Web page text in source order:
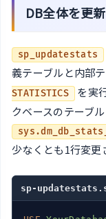
DB全体を更
sp_updatestats
義テーブルと内部
STATISTICS
を実
クベースのテーブル
少なくとも1行変更
sp-